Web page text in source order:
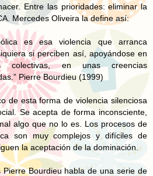
Entre las prioridades: eliminar la
Mercedes Oliveira la define así:
es esa violencia que arranca
si perciben así, apoyándose en
colectivas, en unas creencias
Pierre Bourdieu (1999)
de esta forma de violencia silenciosa
Se acepta de forma inconsciente,
algo que no lo es. Los procesos de
son muy complejos y difíciles de
la aceptación de la dominación.
Pierre Bourdieu habla de una serie de